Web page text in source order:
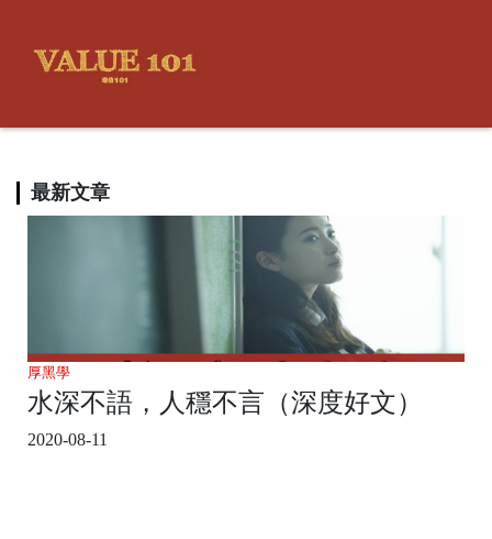
最新文章
厚黑學
水深不語，人穩不言（深度好文）
2020-08-11